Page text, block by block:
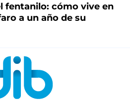
fentanilo: cómo vive en
a un año de su